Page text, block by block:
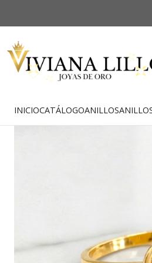
INICIOCATÁLOGOANILLOS
-47% OFF
Envío Gratis